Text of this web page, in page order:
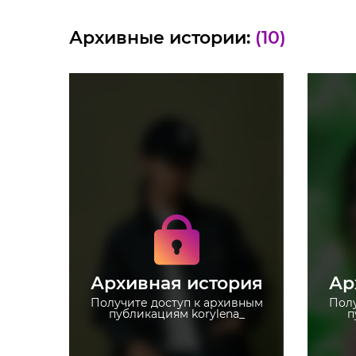
Архивные истории: (10)
Архивная история
Получите доступ к архивным
публикациям korylena_
архивным историям
korylena_
Не отвлекайтесь на
рекламу
Загружайте истории без
ограничений